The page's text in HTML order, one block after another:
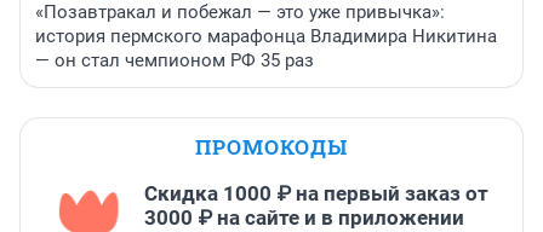
«Позавтракал и побежал — это уже привычка»:
история пермского марафонца Владимира Никитина
— он стал чемпионом РФ 35 раз
ПРОМОКОДЫ
Скидка 1000 ₽ на первый заказ от
3000 ₽ на сайте и в приложении